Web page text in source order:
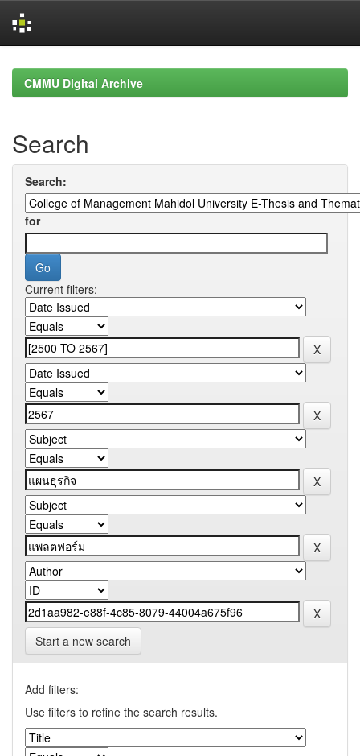
navigationCMMU Digital Archive
Search
Search:
for
Current filters:
Start a new search
Add filters:
Use filters to refine the search results.